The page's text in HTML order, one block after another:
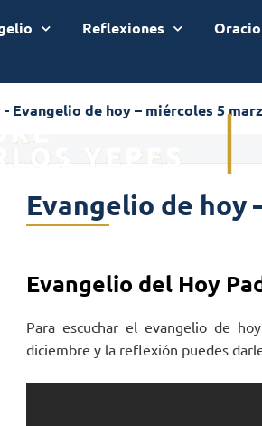
Reflexiones
- Evangelio de hoy – miércoles 5
Evangelio de hoy
Evangelio del Hoy
Para escuchar el evangelio de
diciembre y la reflexión puedes